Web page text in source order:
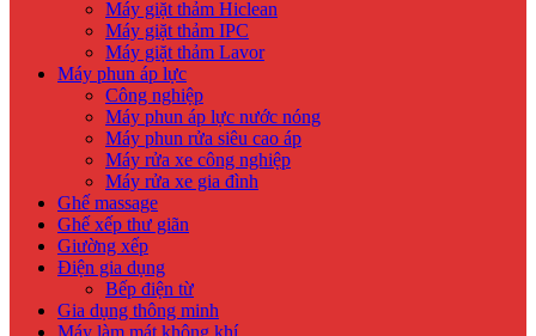
Máy giặt thảm Hiclean
Máy giặt thảm IPC
Máy giặt thảm Lavor
Máy phun áp lực
Công nghiệp
Máy phun áp lực nước nóng
Máy phun rửa siêu cao áp
Máy rửa xe công nghiệp
Máy rửa xe gia đình
Ghế massage
Ghế xếp thư giãn
Giường xếp
Điện gia dụng
Bếp điện từ
Gia dụng thông minh
Máy làm mát không khí